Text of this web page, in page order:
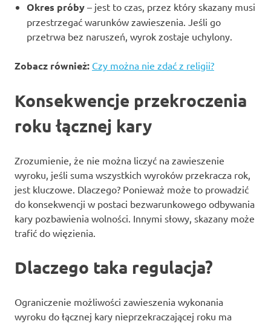
Okres próby – jest to czas, przez który skazany musi
przestrzegać warunków zawieszenia. Jeśli go
przetrwa bez naruszeń, wyrok zostaje uchylony.
Zobacz również: Czy można nie zdać z religii?
Konsekwencje przekroczenia
roku łącznej kary
Zrozumienie, że nie można liczyć na zawieszenie
wyroku, jeśli suma wszystkich wyroków przekracza rok,
jest kluczowe. Dlaczego? Ponieważ może to prowadzić
do konsekwencji w postaci bezwarunkowego odbywania
kary pozbawienia wolności. Innymi słowy, skazany może
trafić do więzienia.
Dlaczego taka regulacja?
Ograniczenie możliwości zawieszenia wykonania
wyroku do łącznej kary nieprzekraczającej roku ma